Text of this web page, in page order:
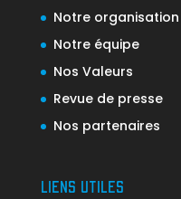
Notre organisation
Notre équipe
Nos Valeurs
Revue de presse
Nos partenaires
LIENS UTILES